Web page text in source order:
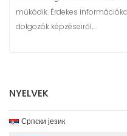
működik. Érdekes
dolgozók képzéseiről,…
NYELVEK
Српски језик